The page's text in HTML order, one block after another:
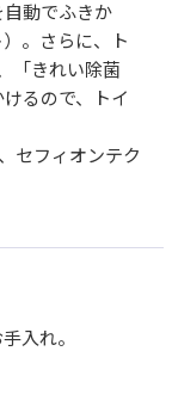
動でふきか
。さらに、ト
「きれい除菌
るので、トイ
セフィオンテク
入れ。